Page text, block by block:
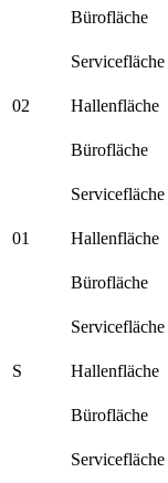
Bürofläche
Servicefläche
02 Hallenfläche
Bürofläche
Servicefläche
01 Hallenfläche
Bürofläche
Servicefläche
S Hallenfläche
Bürofläche
Servicefläche